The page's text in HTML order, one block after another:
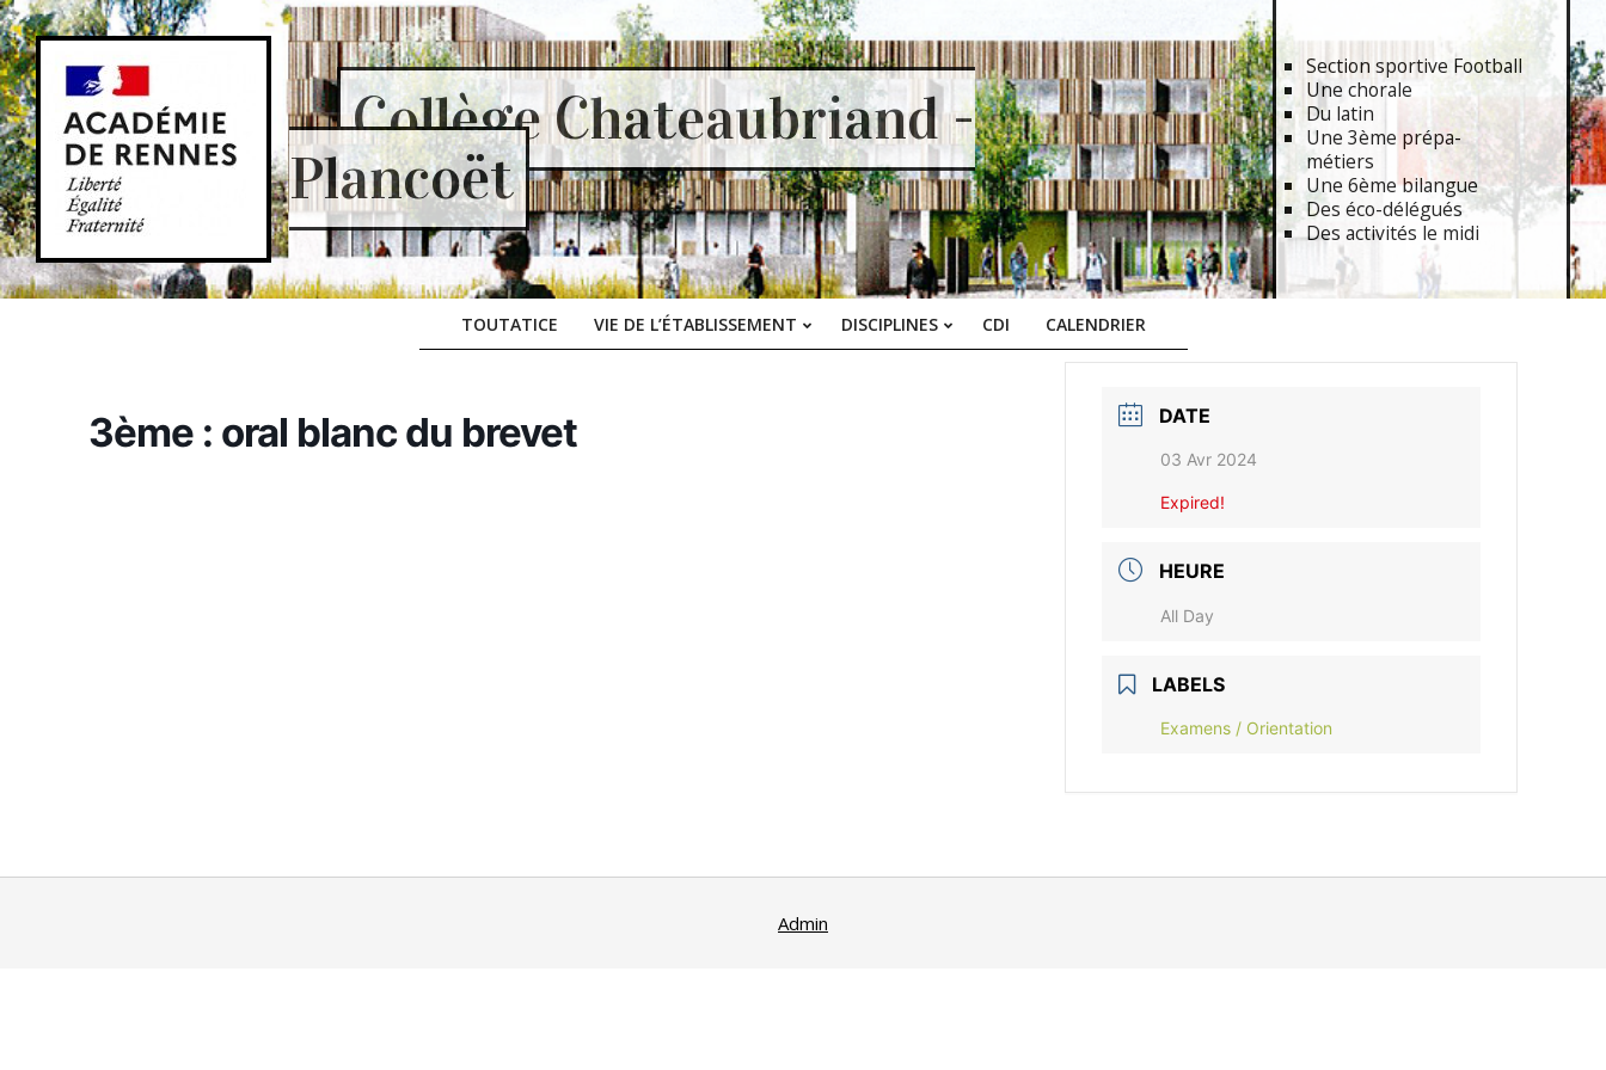
Skip
to
content
Collège Chateaubriand -
Plancoët
Section sportive Football
Une chorale
Du latin
Une 3ème prépa-
métiers
Une 6ème bilangue
Des éco-délégués
Des activités le midi
Primary
TOUTATICE VIE DE L’ÉTABLISSEMENT DISCIPLINES CDI CALENDRIER
3ème : oral blanc du brevet DATE
03 Avr 2024
Expired!
HEURE
All Day
LABELS
Examens / Orientation
Admin